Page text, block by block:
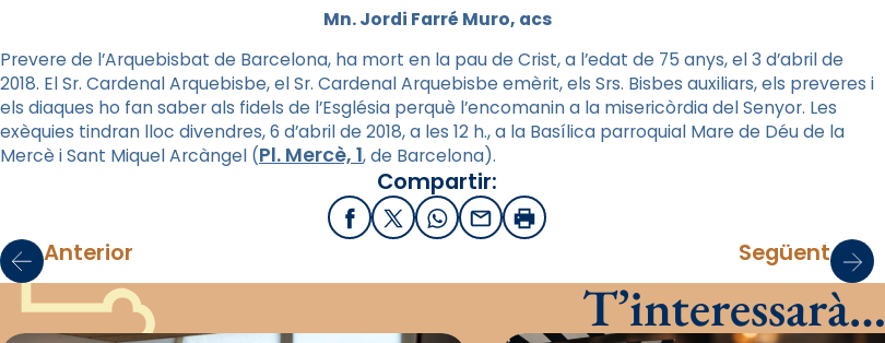
Mn. Jordi Farré Muro, acs
Prevere de l’Arquebisbat de Barcelona, ha mort en la pau de Crist, a l’edat de 75 anys, el 3 d’abril de
2018. El Sr. Cardenal Arquebisbe, el Sr. Cardenal Arquebisbe emèrit, els Srs. Bisbes auxiliars, els preveres i
els diaques ho fan saber als fidels de l’Església perquè l’encomanin a la misericòrdia del Senyor. Les
exèquies tindran lloc divendres, 6 d’abril de 2018, a les 12 h., a la Basílica parroquial Mare de Déu de la
Mercè i Sant Miquel Arcàngel (Pl. Mercè, 1, de Barcelona).
Compartir:
FacebookX / Twitter
WhatsApp
EmailImprimir
Anterior Següent
T’interessarà…